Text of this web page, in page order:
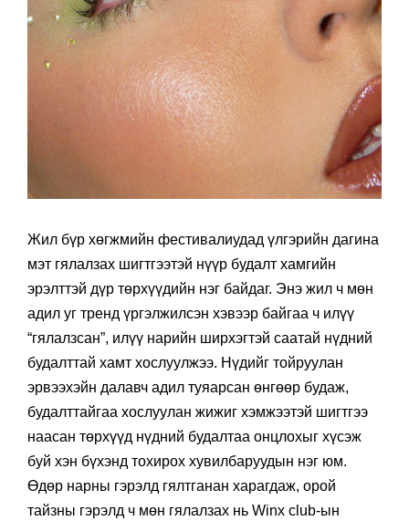
Жил бүр хөгжмийн фестивалиудад үлгэрийн дагина
мэт гялалзах шигтгээтэй нүүр будалт хамгийн
эрэлттэй дүр төрхүүдийн нэг байдаг. Энэ жил ч мөн
адил уг тренд үргэлжилсэн хэвээр байгаа ч илүү
“гялалзсан”, илүү нарийн ширхэгтэй саатай нүдний
будалттай хамт хослуулжээ. Нүдийг тойруулан
эрвээхэйн далавч адил туяарсан өнгөөр будаж,
будалттайгаа хослуулан жижиг хэмжээтэй шигтгээ
наасан төрхүүд нүдний будалтаа онцлохыг хүсэж
буй хэн бүхэнд тохирох хувилбаруудын нэг юм.
Өдөр нарны гэрэлд гялтганан харагдаж, орой
тайзны гэрэлд ч мөн гялалзах нь Winx club-ын